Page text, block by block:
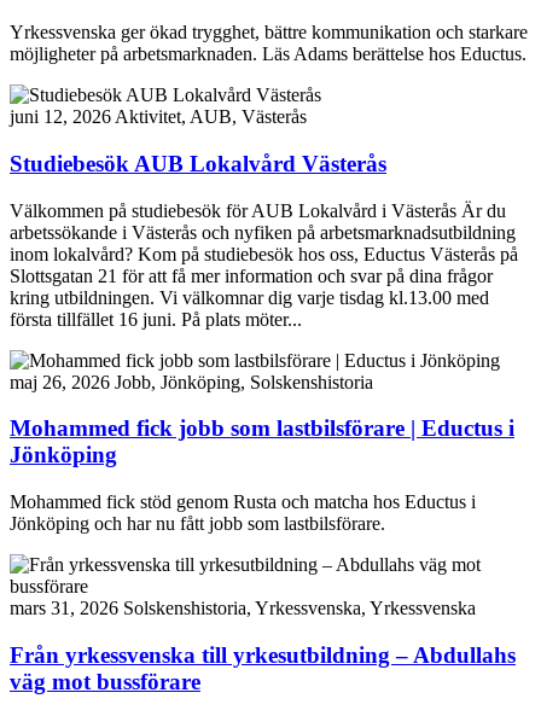
Yrkessvenska ger ökad trygghet, bättre kommunikation och starkare
möjligheter på arbetsmarknaden. Läs Adams berättelse hos Eductus.
juni 12, 2026 Aktivitet, AUB, Västerås
Studiebesök AUB Lokalvård Västerås
Välkommen på studiebesök för AUB Lokalvård i Västerås Är du
arbetssökande i Västerås och nyfiken på arbetsmarknadsutbildning
inom lokalvård? Kom på studiebesök hos oss, Eductus Västerås på
Slottsgatan 21 för att få mer information och svar på dina frågor
kring utbildningen. Vi välkomnar dig varje tisdag kl.13.00 med
första tillfället 16 juni. På plats möter...
maj 26, 2026 Jobb, Jönköping, Solskenshistoria
Mohammed fick jobb som lastbilsförare | Eductus i
Jönköping
Mohammed fick stöd genom Rusta och matcha hos Eductus i
Jönköping och har nu fått jobb som lastbilsförare.
mars 31, 2026 Solskenshistoria, Yrkessvenska, Yrkessvenska
Från yrkessvenska till yrkesutbildning – Abdullahs
väg mot bussförare